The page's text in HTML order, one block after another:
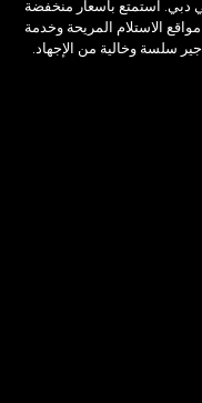
دبي. استمتع بأسعار منخفضة
الاستلام المريحة وخدمة
سلسة وخالية من الإجهاد.